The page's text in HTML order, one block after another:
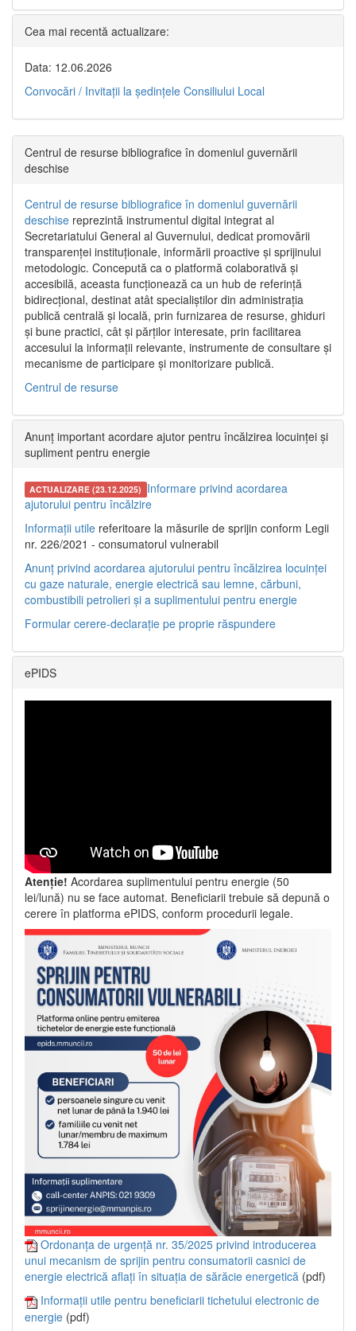
Cea mai recentă actualizare:
Data: 12.06.2026
Convocări / Invitaţii la şedinţele Consiliului Local
Centrul de resurse bibliografice în domeniul guvernării
deschise
Centrul de resurse bibliografice în domeniul guvernării
deschise reprezintă instrumentul digital integrat al
Secretariatului General al Guvernului, dedicat promovării
transparenței instituționale, informării proactive și sprijinului
metodologic. Concepută ca o platformă colaborativă și
accesibilă, aceasta funcționează ca un hub de referință
bidirecțional, destinat atât specialiștilor din administrația
publică centrală și locală, prin furnizarea de resurse, ghiduri
și bune practici, cât și părților interesate, prin facilitarea
accesului la informații relevante, instrumente de consultare și
mecanisme de participare și monitorizare publică.
Centrul de resurse
Anunț important acordare ajutor pentru încălzirea locuinței și
supliment pentru energie
ACTUALIZARE (23.12.2025) Informare privind acordarea
ajutorului pentru încălzire
Informații utile referitoare la măsurile de sprijin conform Legii
nr. 226/2021 - consumatorul vulnerabil
Anunț privind acordarea ajutorului pentru încălzirea locuinței
cu gaze naturale, energie electrică sau lemne, cărbuni,
combustibili petrolieri și a suplimentului pentru energie
Formular cerere-declarație pe proprie răspundere
ePIDS
Atenție! Acordarea suplimentului pentru energie (50
lei/lună) nu se face automat. Beneficiarii trebuie să depună o
cerere în platforma ePIDS, conform procedurii legale.
Ordonanța de urgență nr. 35/2025 privind introducerea
unui mecanism de sprijin pentru consumatorii casnici de
energie electrică aflați în situația de sărăcie energetică (pdf)
Informații utile pentru beneficiarii tichetului electronic de
energie (pdf)